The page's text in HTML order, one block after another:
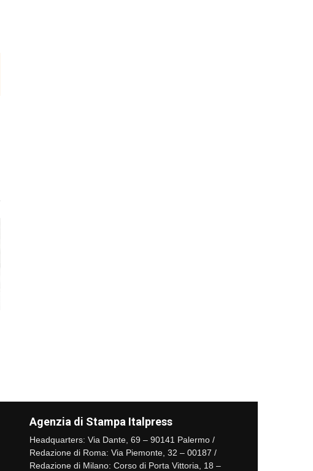
Agenzia di Stampa Italpress
Headquarters: Via Dante, 69 – 90141 Palermo /
Redazione di Roma: Via Piemonte, 32 – 00187 /
Redazione di Milano: Corso di Porta Vittoria, 18 –